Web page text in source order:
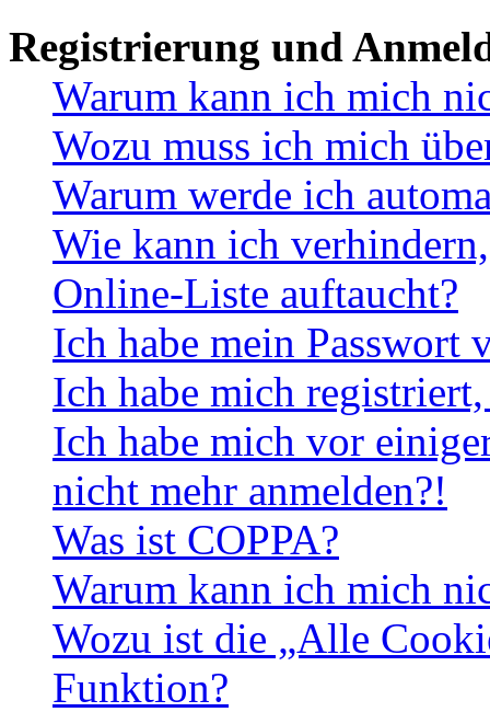
Registrierung und
Warum kann ich mich
Wozu muss ich mich
Warum werde ich
Wie kann ich
Online-Liste auftaucht?
Ich habe mein Passwort
Ich habe mich
Ich habe mich vor
nicht mehr anmelden?!
Was ist COPPA?
Warum kann ich mich
Wozu ist die „Alle
Funktion?